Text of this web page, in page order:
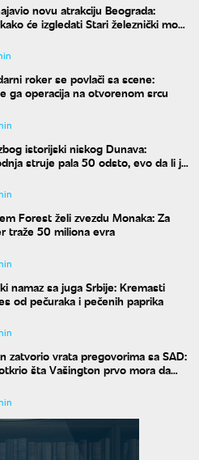
novu atrakciju Beograda:
će izgledati Stari železnički most
roker se povlači sa scene:
ga operacija na otvorenom srcu
istorijski niskog Dunava:
struje pala 50 odsto, evo da li je
Forest želi zvezdu Monaka: Za
traže 50 miliona evra
namaz sa juga Srbije: Kremasti
od pečuraka i pečenih paprika
zatvorio vrata pregovorima sa SAD:
šta Vašington prvo mora da